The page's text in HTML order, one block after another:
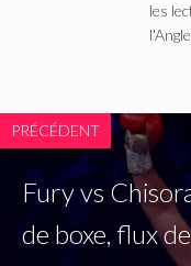
les
PRÉCÉDENT
Fury vs
de boxe, flux